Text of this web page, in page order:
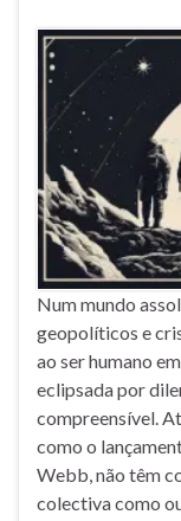
Num mundo
geopolíticos e
ao ser humano
eclipsada por
compreensível.
como o
Webb, não têm
colectiva como